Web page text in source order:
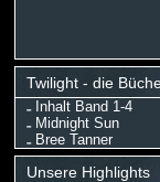
Twilight - die
Inhalt Band 1-4
Midnight Sun
Bree Tanner
Unsere Highlights